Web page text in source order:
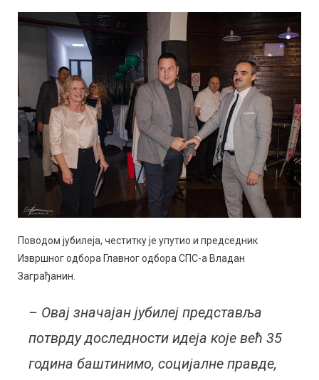
Поводом јубилеја, честитку је упутио и председник
Извршног одбора Главног одбора СПС-а Владан
Заграђанин.
– Овај значајан јубилеј представља
потврду доследности идеја које већ 35
година баштинимо, социјалне правде,